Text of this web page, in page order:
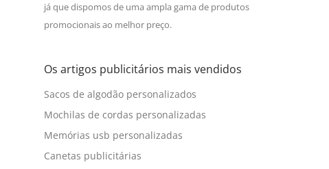
já que dispomos de uma ampla gama de produtos
promocionais ao melhor preço.
Os artigos publicitários mais vendidos
Sacos de algodão personalizados
Mochilas de cordas personalizadas
Memórias usb personalizadas
Canetas publicitárias